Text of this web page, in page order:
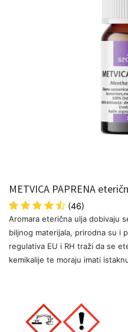
METVICA PAPRENA
(46)
Aromara eterična ulja dobivaju
biljnog materijala, prirodna su i
regulativa EU i RH traži da se
kemikalije te moraju imati